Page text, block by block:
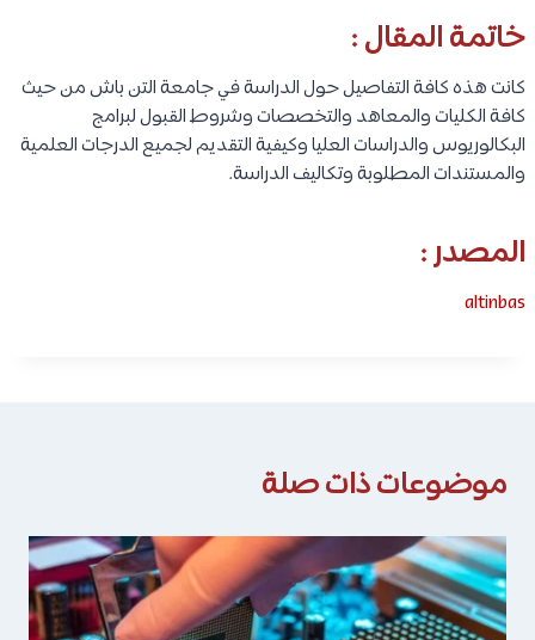
خاتمة المقال :
كانت هذه كافة التفاصيل حول الدراسة في جامعة التن باش من حيث
كافة الكليات والمعاهد والتخصصات وشروط القبول لبرامج
البكالوريوس والدراسات العليا وكيفية التقديم لجميع الدرجات العلمية
والمستندات المطلوبة وتكاليف الدراسة.
المصدر :
altinbas
موضوعات ذات صلة